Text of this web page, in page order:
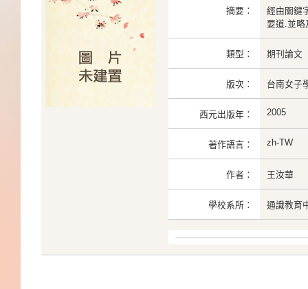
摘要：
經由關鍵
要道.並略
類型： 期刊論文
版次： 台南女子
西元出版年： 2005
著作語言： zh-TW
作者： 王汝華
學校系所： 通識教育